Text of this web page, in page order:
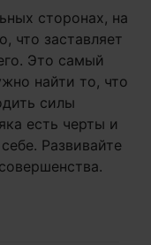
сторонах, на
что заставляет
Это самый
найти то, что
силы
есть черты и
Развивайте